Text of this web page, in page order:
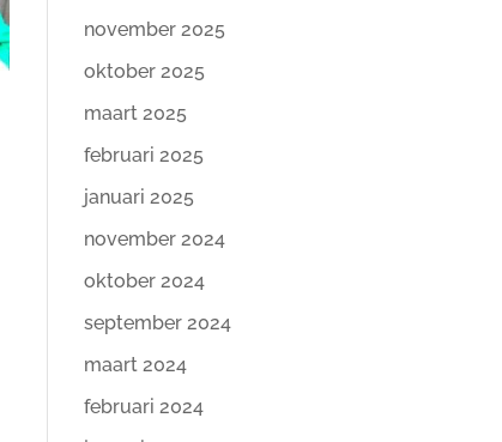
november 2025
oktober 2025
maart 2025
februari 2025
januari 2025
november 2024
oktober 2024
september 2024
maart 2024
februari 2024